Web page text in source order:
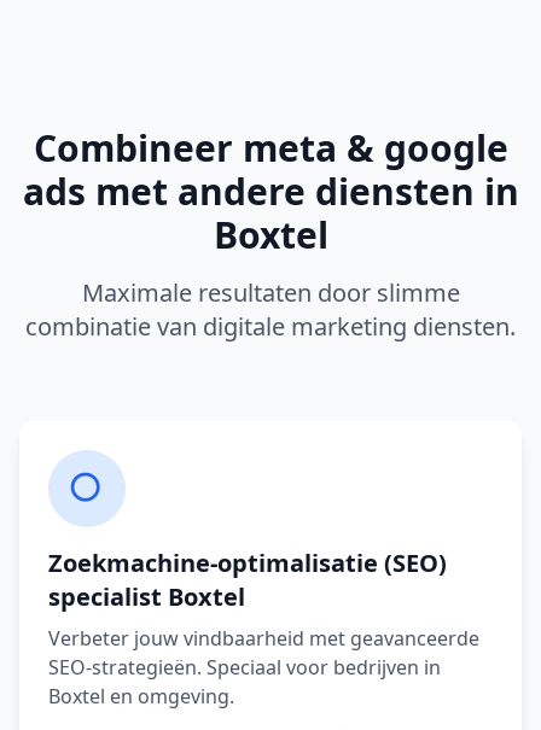
Combineer meta & google
ads met andere diensten in
Boxtel
Maximale resultaten door slimme
combinatie van digitale marketing diensten.
Zoekmachine-optimalisatie (SEO)
specialist Boxtel
Verbeter jouw vindbaarheid met geavanceerde
SEO-strategieën. Speciaal voor bedrijven in
Boxtel en omgeving.